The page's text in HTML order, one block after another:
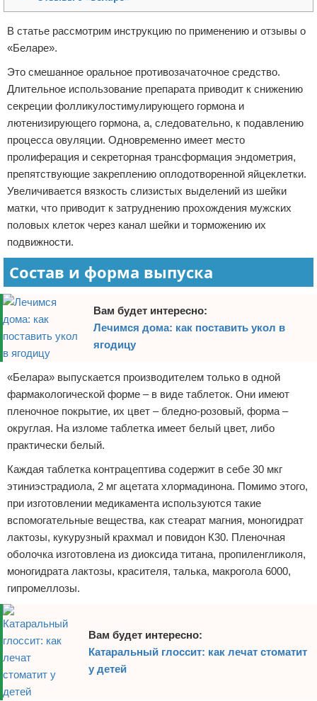
В статье рассмотрим инструкцию по применению и отзывы о
«Беларе».
Это смешанное оральное противозачаточное средство.
Длительное использование препарата приводит к снижению
секреции фолликулостимулирующего гормона и
лютенизирующего гормона, а, следовательно, к подавлению
процесса овуляции. Одновременно имеет место
пролиферация и секреторная трансформация эндометрия,
препятствующие закреплению оплодотворенной яйцеклетки.
Увеличивается вязкость слизистых выделений из шейки
матки, что приводит к затруднению прохождения мужских
половых клеток через канал шейки и торможению их
подвижности.
Состав и форма выпуска
Вам будет интересно:
Лечимся дома: как поставить укол в
ягодицу
«Белара» выпускается производителем только в одной
фармакологической форме – в виде таблеток. Они имеют
пленочное покрытие, их цвет – бледно-розовый, форма –
округлая. На изломе таблетка имеет белый цвет, либо
практически белый.
Каждая таблетка контрацептива содержит в себе 30 мкг
этиниэстрадиола, 2 мг ацетата хлормадинона. Помимо этого,
при изготовлении медикамента используются такие
вспомогательные вещества, как стеарат магния, моногидрат
лактозы, кукурузный крахмал и повидон К30. Пленочная
оболочка изготовлена из диоксида титана, пропиленгликоля,
моногидрата лактозы, красителя, талька, макрогола 6000,
гипромеллозы.
Вам будет интересно:
Катаральный глоссит: как лечат стоматит
у детей